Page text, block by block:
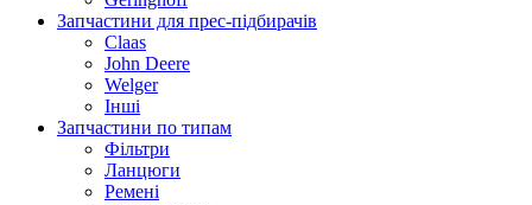
Запчастини для прес-підбирачів
Claas
John Deere
Welger
Інші
Запчастини по типам
Фільтри
Ланцюги
Ремені